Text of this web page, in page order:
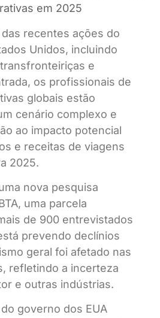
em 2025
recentes ações do
Unidos, incluindo
e
os profissionais de
globais estão
cenário complexo e
ao impacto potencial
e receitas de viagens
2025.
nova pesquisa
uma parcela
de 900 entrevistados
prevendo declínios
geral foi afetado nas
refletindo a incerteza
e outras indústrias.
governo dos EUA